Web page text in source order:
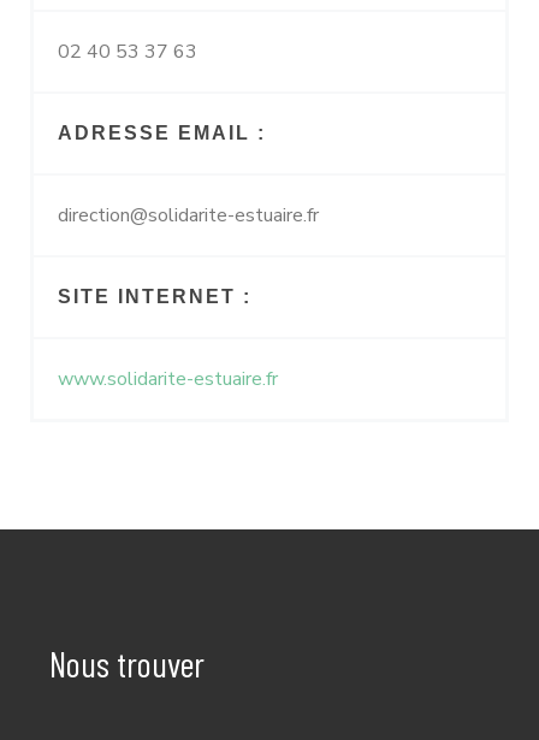
02 40 53 37 63
ADRESSE EMAIL :
direction@solidarite-estuaire.fr
SITE INTERNET :
www.solidarite-estuaire.fr
Nous trouver